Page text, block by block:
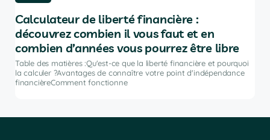
Calculateur de liberté financière :
découvrez combien il vous faut et en
combien d’années vous pourrez être libre
Table des matières :Qu'est-ce que la liberté financière et pourquoi
la calculer ?Avantages de connaître votre point d'indépendance
financièreComment fonctionne